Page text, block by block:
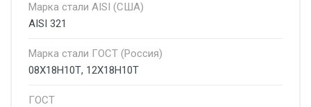
Марка стали AISI (США)
AISI 321
Марка стали ГОСТ (Россия)
08Х18Н10Т, 12Х18Н10Т
ГОСТ